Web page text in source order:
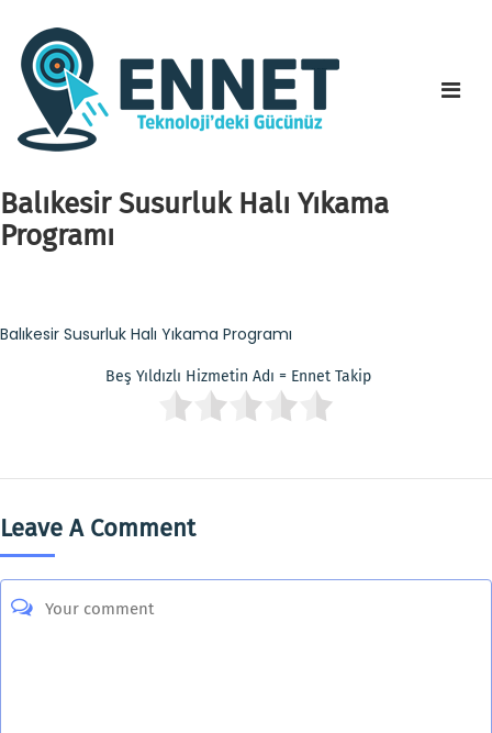
Balıkesir Susurluk Halı Yıkama
Programı
Balıkesir Susurluk Halı Yıkama Programı
Beş Yıldızlı Hizmetin Adı = Ennet Takip
Leave A Comment